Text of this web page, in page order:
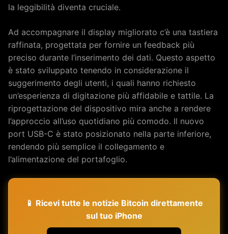
la leggibilità diventa cruciale.
Ad accompagnare il display migliorato c’è una tastiera
raffinata, progettata per fornire un feedback più
preciso durante l’inserimento dei dati. Questo aspetto
è stato sviluppato tenendo in considerazione il
suggerimento degli utenti, i quali hanno richiesto
un’esperienza di digitazione più affidabile e tattile. La
riprogettazione del dispositivo mira anche a rendere
l’approccio all’uso quotidiano più comodo. Il nuovo
port USB-C è stato posizionato nella parte inferiore,
rendendo più semplice il collegamento e
l’alimentazione del portafoglio.
📱 Ricevi tutte le notizie Bitcoin direttamente
sul tuo iPhone